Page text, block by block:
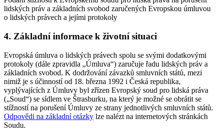
lidských práv a základních svobod zaručených Evropskou úmluvou
o lidských právech a jejími protokoly
4. Základní informace k životní situaci
Evropská úmluva o lidských právech spolu se svými dodatkovými
protokoly (dále zpravidla „Úmluva“) zaručuje řadu lidských práv a
základních svobod. K dodržování závazků smluvních států, mezi
nimiž je s účinností od 18. března 1992 i Česká republika,
vyplývajících z Úmluvy byl zřízen Evropský soud pro lidská práva
(„Soud“) se sídlem ve Štrasburku, na který je možné se obrátit se
stížností na porušení Úmluvy ze strany jednotlivých smluvních států.
Odpovědi na základní otázky lze nalézt na internetových stránkách
Soudu.